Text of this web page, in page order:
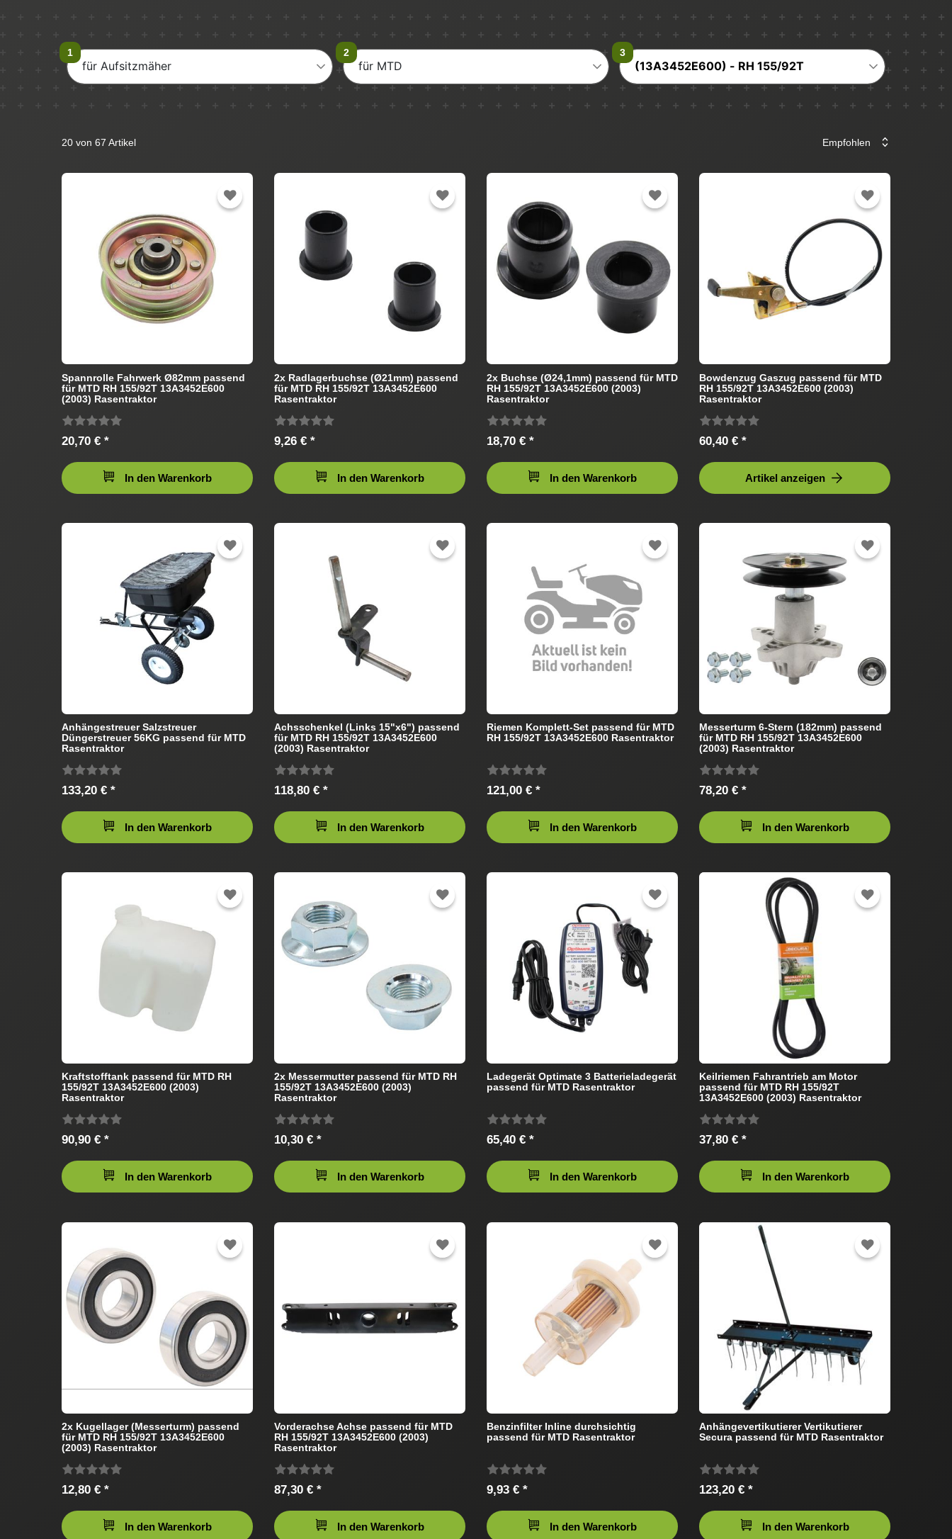
für Aufsitzmäher für MTD (13A3452E600) - RH 155/92T
20 von 67 Artikel
Spannrolle Fahrwerk Ø82mm passend
für MTD RH 155/92T 13A3452E600
(2003) Rasentraktor
20,70 € *
In den Warenkorb
2x Radlagerbuchse (Ø21mm) passend
für MTD RH 155/92T 13A3452E600
Rasentraktor
9,26 € *
In den Warenkorb
2x Buchse (Ø24,1mm) passend für MTD
RH 155/92T 13A3452E600 (2003)
Rasentraktor
18,70 € *
In den Warenkorb
Bowdenzug Gaszug passend für MTD
RH 155/92T 13A3452E600 (2003)
Rasentraktor
60,40 € *
Artikel anzeigen
Anhängestreuer Salzstreuer
Düngerstreuer 56KG passend für MTD
Rasentraktor
133,20 € *
In den Warenkorb
Achsschenkel (Links 15"x6") passend
für MTD RH 155/92T 13A3452E600
(2003) Rasentraktor
118,80 € *
In den Warenkorb
Riemen Komplett-Set passend für MTD
RH 155/92T 13A3452E600 Rasentraktor
121,00 € *
In den Warenkorb
Messerturm 6-Stern (182mm) passend
für MTD RH 155/92T 13A3452E600
(2003) Rasentraktor
78,20 € *
In den Warenkorb
Kraftstofftank passend für MTD RH
155/92T 13A3452E600 (2003)
Rasentraktor
90,90 € *
In den Warenkorb
2x Messermutter passend für MTD RH
155/92T 13A3452E600 (2003)
Rasentraktor
10,30 € *
In den Warenkorb
Ladegerät Optimate 3 Batterieladegerät
passend für MTD Rasentraktor
65,40 € *
In den Warenkorb
Keilriemen Fahrantrieb am Motor
passend für MTD RH 155/92T
13A3452E600 (2003) Rasentraktor
37,80 € *
In den Warenkorb
2x Kugellager (Messerturm) passend
für MTD RH 155/92T 13A3452E600
(2003) Rasentraktor
12,80 € *
In den Warenkorb
Vorderachse Achse passend für MTD
RH 155/92T 13A3452E600 (2003)
Rasentraktor
87,30 € *
In den Warenkorb
Benzinfilter Inline durchsichtig
passend für MTD Rasentraktor
9,93 € *
In den Warenkorb
Anhängevertikutierer Vertikutierer
Secura passend für MTD Rasentraktor
123,20 € *
In den Warenkorb